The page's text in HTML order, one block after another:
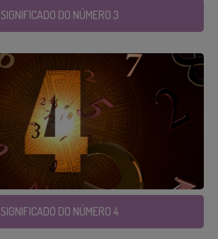
SIGNIFICADO DO NÚMERO 3
SIGNIFICADO DO NÚMERO 4